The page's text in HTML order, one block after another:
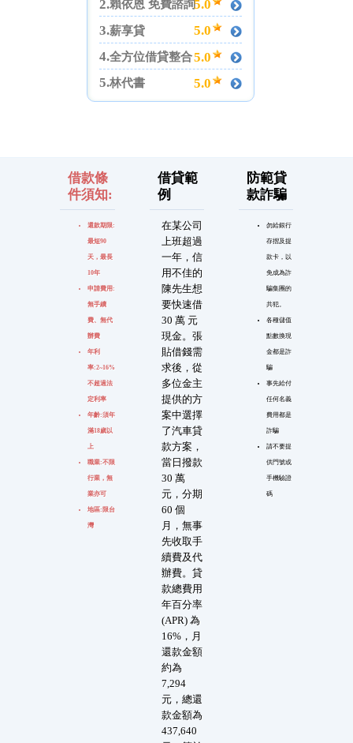
2.賴依恩 免費諮詢5.0
3.薪享貸
5.0
4.全方位借貸整合5.0
5.林代書 5.0
借款條
件須知:
還款期限:
最短90
天，最長
10年
申請費用:
無手續
費、無代
辦費
年利
率:2~16%
不超過法
定利率
年齡:須年
滿18歲以
上
職業:不限
行業，無
業亦可
地區:限台
灣
借貸範
例
在某公司
上班超過
一年，信
用不佳的
陳先生想
要快速借
30 萬 元
現金。張
貼借錢需
求後，從
多位金主
提供的方
案中選擇
了汽車貸
款方案，
當日撥款
30 萬
元，分期
60 個
月，無事
先收取手
續費及代
辦費。貸
款總費用
年百分率
(APR) 為
16%，月
還款金額
約為
7,294
元，總還
款金額為
437,640
防範貸
款詐騙
勿給銀行
存摺及提
款卡，以
免成為詐
騙集團的
共犯。
各種儲值
點數換現
金都是詐
騙
事先給付
任何名義
費用都是
詐騙
請不要提
供門號或
手機驗證
碼